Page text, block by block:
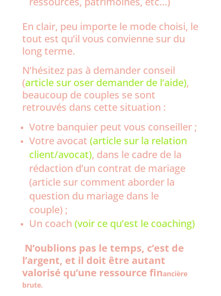
En clair, peu importe le mode choisi, le
tout est qu’il vous convienne sur du
long terme.
N’hésitez pas à demander conseil
(article sur oser demander de l’aide),
beaucoup de couples se sont
retrouvés dans cette situation :
Votre banquier peut vous conseiller ;
Votre avocat (article sur la relation
client/avocat), dans le cadre de la
rédaction d’un contrat de mariage
(article sur comment aborder la
question du mariage dans le
couple) ;
Un coach (voir ce qu’est le coaching)
N’oublions pas le temps, c’est de
l’argent, et il doit être autant
valorisé qu’une ressource financière
brute.